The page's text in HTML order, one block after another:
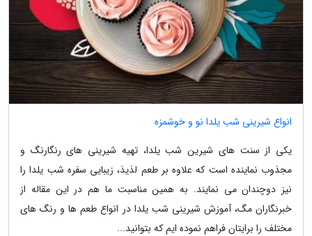
انواع شیرینی شب یلدا نو و خوشمزه
یکی از سنت های شیرین شب یلدا، تهیه شیرینی های رنگارنگ و
مجذوب نماینده است که علاوه بر طعم لذیذ، زیبایی سفره شب یلدا را
نیز دوچندان می نمایند. به همین مناسبت ما هم در این مقاله از
خبرنگاران مگ، آموزش شیرینی شب یلدا در انواع طعم ها و رنگ های
مختلف را برایتان فراهم نموده ایم که بتوانید...